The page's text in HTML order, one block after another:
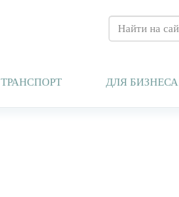
ТРАНСПОРТ ДЛЯ БИЗНЕСА